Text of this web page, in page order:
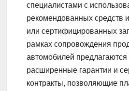
специалистами с
рекомендованных средств
или сертифицированных
рамках сопровождения
автомобилей
расширенные гарантии и
контракты, позволяющие